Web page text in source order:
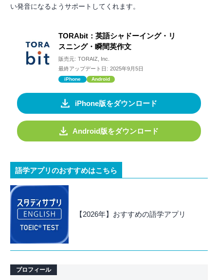
い発音になるようサポートしてくれます。
TORAbit：英語シャドーイング・リ
スニング・瞬間英作文
販売元: TORAIZ, Inc.
最終アップデート日: 2025年9月5日
iPhone Android
iPhone版をダウンロード
Android版をダウンロード
語学アプリのおすすめはこちら
【2026年】おすすめの語学アプリ
プロフィール